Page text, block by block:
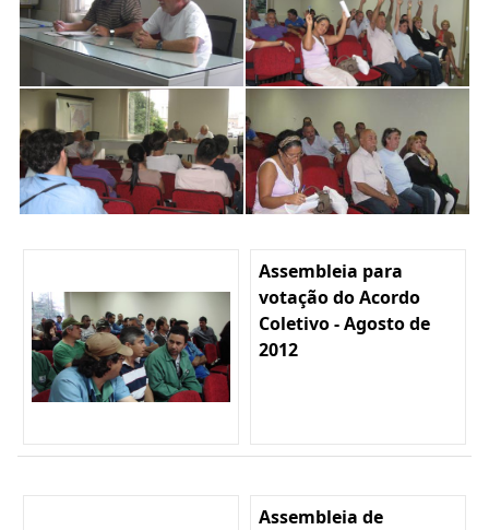
Assembleia para
votação do Acordo
Coletivo - Agosto de
2012
Assembleia de